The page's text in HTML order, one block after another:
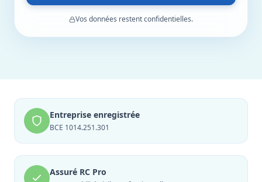
Vos données restent confidentielles.
Entreprise enregistrée
BCE 1014.251.301
Assuré RC Pro